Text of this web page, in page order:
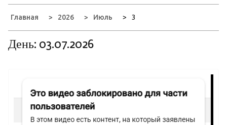
Главная 2026 Июль 3
День: 03.07.2026